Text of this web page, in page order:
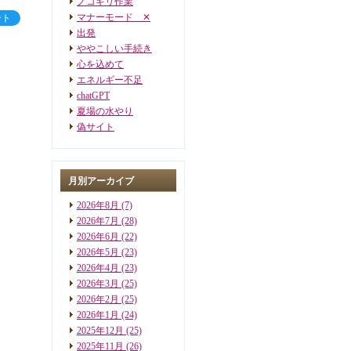
マナーモード ✕
出発
ややこしい手続き
心を込めて
エネルギー不足
chatGPT
夏場の水やり
偽サイト
月別アーカイブ
2026年8月 (7)
2026年7月 (28)
2026年6月 (22)
2026年5月 (23)
2026年4月 (23)
2026年3月 (25)
2026年2月 (25)
2026年1月 (24)
2025年12月 (25)
2025年11月 (26)